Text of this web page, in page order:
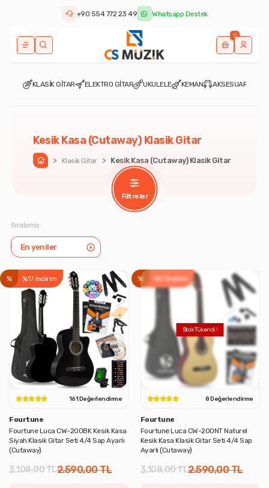
+90 554 772 23 49 Whatsapp Destek
0
KLASİK GİTAR ELEKTRO GİTAR UKULELE KEMAN AKSESUARLAR
Kesik Kasa (Cutaway) Klasik Gitar
Ana SayfaKlasik Gitar Kesik Kasa (Cutaway) Klasik Gitar
Filtreler
Sıralama:
% %17 İndirim
161 Değerlendirme
Fourtune
Fourtune Luca CW-200BK Kesik Kasa
Siyah Klasik Gitar Seti 4/4 Sap Ayarlı
(Cutaway)
3.108,00 TL2.590,00 TL
% %17 İndirim
8 Değerlendirme
Fourtune
Fourtune Luca CW-200NT Naturel
Kesik Kasa Klasik Gitar Seti 4/4 Sap
Ayarlı (Cutaway)
3.108,00 TL2.590,00 TL